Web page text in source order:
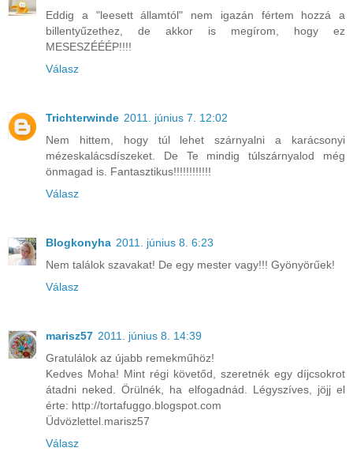
Eddig a "leesett államtól" nem igazán fértem hozzá a
billentyűzethez, de akkor is megírom, hogy ez
MESESZÉÉÉP!!!!
Válasz
Trichterwinde 2011. június 7. 12:02
Nem hittem, hogy túl lehet szárnyalni a karácsonyi
mézeskalácsdíszeket. De Te mindig túlszárnyalod még
önmagad is. Fantasztikus!!!!!!!!!!!!
Válasz
Blogkonyha 2011. június 8. 6:23
Nem találok szavakat! De egy mester vagy!!! Gyönyörűek!
Válasz
marisz57 2011. június 8. 14:39
Gratulálok az újabb remekműhöz!
Kedves Moha! Mint régi követőd, szeretnék egy díjcsokrot
átadni neked. Örülnék, ha elfogadnád. Légyszíves, jöjj el
érte: http://tortafuggo.blogspot.com
Üdvözlettel.marisz57
Válasz